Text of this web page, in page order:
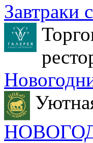
Завтраки